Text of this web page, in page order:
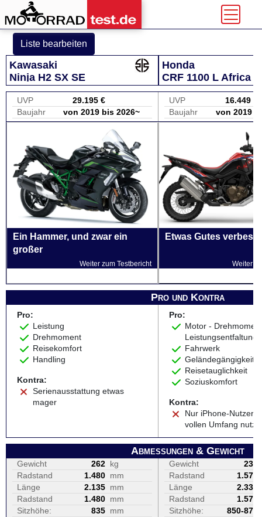
Liste bearbeiten
Kawasaki
Ninja H2 SX SE
Honda
CRF 1100 L Africa
UVP
29.195 €
Baujahr
von 2019 bis 2026~
UVP
16.449 €
Baujahr
von 2019
Ein Hammer, und zwar ein
großer
Weiter zum Testbericht
Etwas Gutes
Weiter
Pro und Kontra
Pro:
Leistung
Drehmoment
Reisekomfort
Handling
Kontra:
Serienausstattung etwas
mager
Pro:
Motor -
Leistungsentfaltung
Fahrwerk
Geländegängigkeit
Reisetauglichkeit
Soziuskomfort
Kontra:
Nur iPhone-Nutzer
vollen Umfang
Abmessungen & Gewicht
Gewicht 262 kg
Radstand
1.480 mm
Länge
2.135 mm
Radstand
1.480 mm
Sitzhöhe:
835 mm
Gewicht
231
Radstand
1.575
Länge
2.330
Radstand
1.575
Sitzhöhe:
850-870